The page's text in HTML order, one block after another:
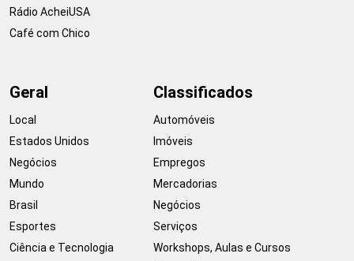
Rádio AcheiUSA
Café com Chico
Geral
Local
Estados Unidos
Negócios
Mundo
Brasil
Esportes
Ciência e Tecnologia
Classificados
Automóveis
Imóveis
Empregos
Mercadorias
Negócios
Serviços
Workshops, Aulas e Cursos